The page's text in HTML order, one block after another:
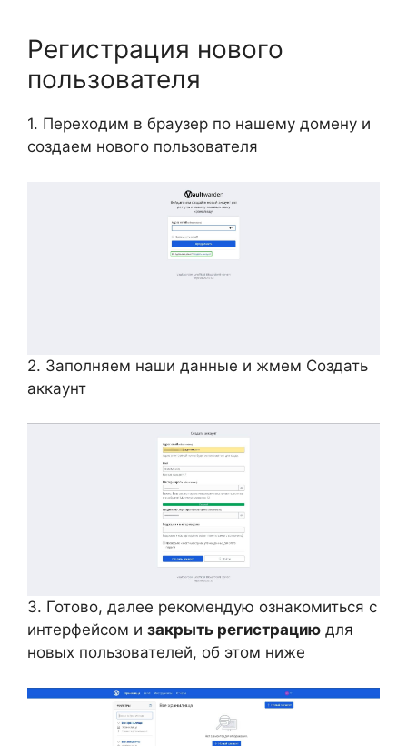
Регистрация нового
пользователя
1. Переходим в браузер по нашему домену и
создаем нового пользователя
2. Заполняем наши данные и жмем Создать
аккаунт
3. Готово, далее рекомендую ознакомиться с
интерфейсом и закрыть регистрацию для
новых пользователей, об этом ниже